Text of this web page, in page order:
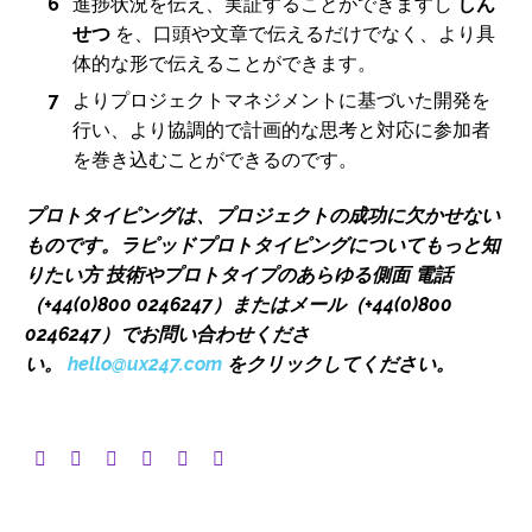
進捗状況を伝え、実証することができますし しん
せつ を、口頭や文章で伝えるだけでなく、より具
体的な形で伝えることができます。
よりプロジェクトマネジメントに基づいた開発を
行い、より協調的で計画的な思考と対応に参加者
を巻き込むことができるのです。
プロトタイピングは、プロジェクトの成功に欠かせない
ものです。ラピッドプロトタイピングについてもっと知
りたい方 技術やプロトタイプのあらゆる側面 電話
（+44(0)800 0246247）またはメール（+44(0)800
0246247）でお問い合わせくださ
い。 hello@ux247.com をクリックしてください。